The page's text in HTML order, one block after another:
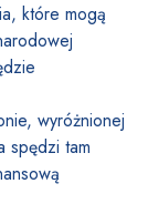
które mogą
wyróżnionej
spędzi tam